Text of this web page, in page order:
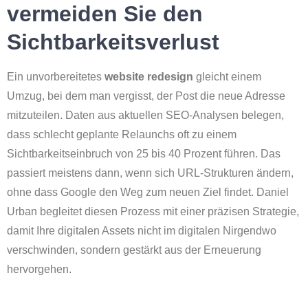
vermeiden Sie den
Sichtbarkeitsverlust
Ein unvorbereitetes website redesign gleicht einem
Umzug, bei dem man vergisst, der Post die neue Adresse
mitzuteilen. Daten aus aktuellen SEO-Analysen belegen,
dass schlecht geplante Relaunchs oft zu einem
Sichtbarkeitseinbruch von 25 bis 40 Prozent führen. Das
passiert meistens dann, wenn sich URL-Strukturen ändern,
ohne dass Google den Weg zum neuen Ziel findet. Daniel
Urban begleitet diesen Prozess mit einer präzisen Strategie,
damit Ihre digitalen Assets nicht im digitalen Nirgendwo
verschwinden, sondern gestärkt aus der Erneuerung
hervorgehen.